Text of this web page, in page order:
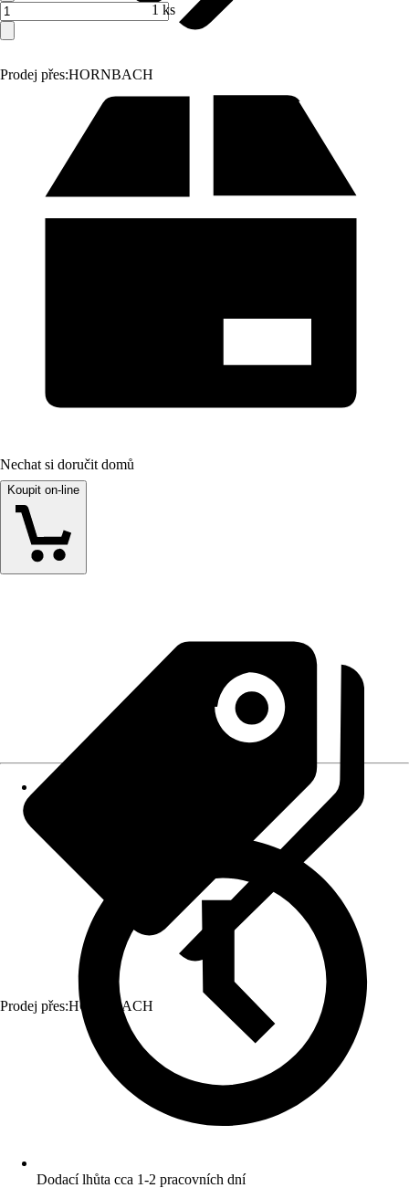
Prodej přes:HORNBACH
1 ks
Nechat si doručit domů
Koupit on-line
Prodej přes:HORNBACH
Dodací lhůta cca 1-2 pracovních dní